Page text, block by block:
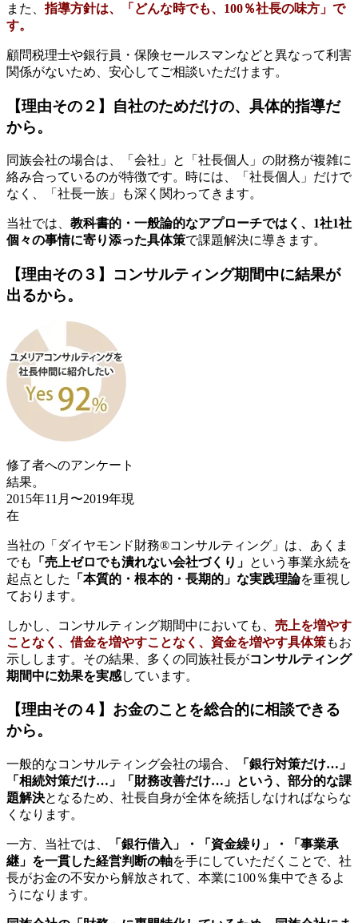
また、指導方針は、「どんな時でも、100％社長の味方」で
す。
顧問税理士や銀行員・保険セールスマンなどと異なって利害
関係がないため、安心してご相談いただけます。
【理由その２】自社のためだけの、具体的指導だ
から。
同族会社の場合は、「会社」と「社長個人」の財務が複雑に
絡み合っているのが特徴です。時には、「社長個人」だけで
なく、「社長一族」も深く関わってきます。
当社では、 教科書的・一般論的なアプローチではく、1社1社
個々の事情に寄り添った具体策で課題解決に導きます。
【理由その３】 コンサルティング期間中に結果が
出るから。
修了者へのアンケート
結果。
2015年11月〜2019年現
在
当社の「ダイヤモンド財務®コンサルティング」は、あくま
でも
「売上ゼロでも潰れない会社づくり」 という事業永続を
起点とした
「本質的・根本的・長期的」な実践理論を重視し
ております。
しかし、コンサルティング期間中においても、 売上を増やす
ことなく、借金を増やすことなく、資金を増やす具体策もお
示しします。その結果、多くの同族社長がコンサルティング
期間中に効果を実感しています。
【理由その４】お金のことを総合的に相談できる
から。
一般的なコンサルティング会社の場合、
「銀行対策だけ…」
「相続対策だけ…」「財務改善だけ…」という、部分的な課
題解決となるため、社長自身が全体を統括しなければならな
くなります。
一方、当社では、
「銀行借入」・「資金繰り」・「事業承
継」を一貫した経営判断の軸を手にしていただくことで、社
長がお金の不安から解放されて、本業に100％集中できるよ
うになります。